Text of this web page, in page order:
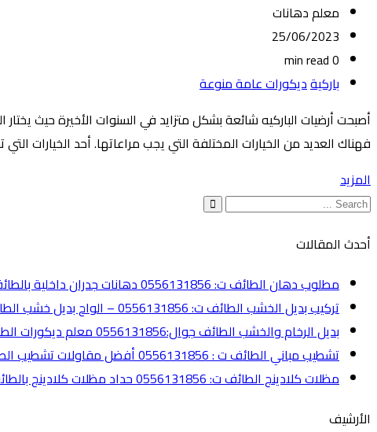
معلم دهانات
25/06/2023
0 min read
باركيةديكورات عامة منوعة
أصبحت أرضيات الباركيه شائعة بشكل متزايد في السنوات الأخيرة حيث يختار
فهناك العديد من الخيارات المختلفة التي يجب مراعاتها. أحد الخيارات
المزيد
أحدث المقالات
مطلوب دهان الطائف ت: 0556131856 دهانات جدران داخلية بالطائف
تركيب بديل الخشب الطائف ت: 0556131856 – الواح بديل خشب الطائف
بديل الرخام والخشب الطائف جوال:0556131856 معلم ديكورات الطائف
تشطيب مباني الطائف ت : 0556131856 أفضل مقاولات تشطيب الطائف
مظلات كلادينج الطائف ت: 0556131856 حداد مظلات كلادينج بالطائف
الأرشيف